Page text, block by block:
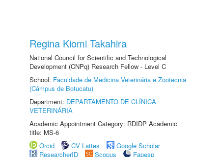
Regina Kiomi Takahira
National Council for Scientific and Technological
Development (CNPq) Research Fellow - Level C
School: Faculdade de Medicina Veterinária e Zootecnia
(Câmpus de Botucatu)
Department: DEPARTAMENTO DE CLÍNICA
VETERINÁRIA
Academic Appointment Category: RDIDP Academic
title: MS-6
Orcid
CV Lattes
Google Scholar
ResearcherID
Scopus
Fapesp